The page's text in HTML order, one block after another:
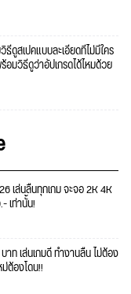
ดูสเปคแบบละเอียดที่ไม่มีใคร
มวิธีดูว่าอัปเกรดได้ไหมด้วย
เล่นลื่นทุกเกม จะจอ 2K 4K
เท่านั้น!
ท เล่นเกมดี ทำงานลื่น ไม่ต้อง
ต้องโดน!!